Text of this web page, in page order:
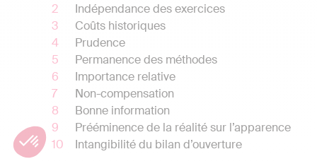
Indépendance des exercices
Coûts historiques
Prudence
Permanence des méthodes
Importance relative
Non-compensation
Bonne information
Prééminence de la réalité sur l’apparence
Intangibilité du bilan d’ouverture